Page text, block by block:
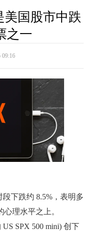
国股市中跌
之一
09:16
下跌约 8.5%，表明多
理水平之上。
SPX 500 mini) 创下